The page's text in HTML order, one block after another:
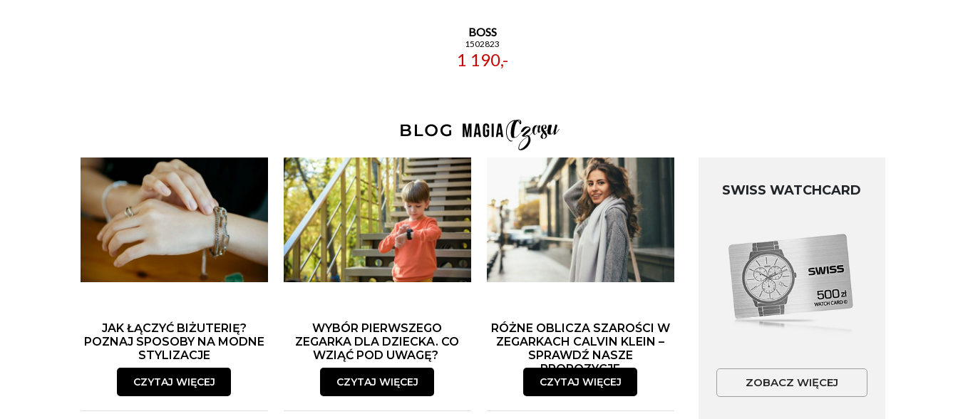
BOSS
1502823
1 190,-
JAK ŁĄCZYĆ BIŻUTERIĘ?
POZNAJ SPOSOBY NA MODNE
STYLIZACJE
CZYTAJ WIĘCEJ
WYBÓR PIERWSZEGO
ZEGARKA DLA DZIECKA. CO
WZIĄĆ POD UWAGĘ?
CZYTAJ WIĘCEJ
RÓŻNE OBLICZA SZAROŚCI W
ZEGARKACH CALVIN KLEIN –
SPRAWDŹ NASZE
PROPOZYCJE
CZYTAJ WIĘCEJ
SWISS WATCHCARD
ZOBACZ WIĘCEJ